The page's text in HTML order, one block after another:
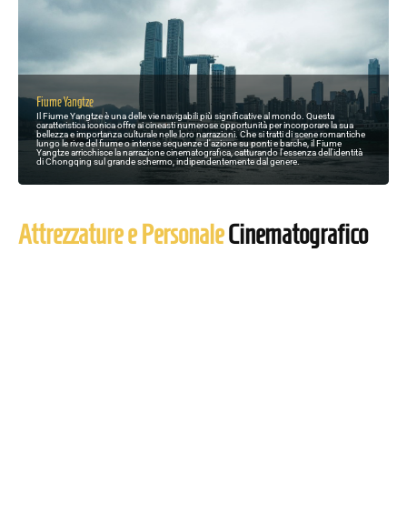
Fiume Yangtze
Il Fiume Yangtze è una delle vie navigabili più significative al mondo. Questa
caratteristica iconica offre ai cineasti numerose opportunità per incorporare la sua
bellezza e importanza culturale nelle loro narrazioni. Che si tratti di scene romantiche
lungo le rive del fiume o intense sequenze d'azione su ponti e barche, il Fiume
Yangtze arricchisce la narrazione cinematografica, catturando l'essenza dell'identità
di Chongqing sul grande schermo, indipendentemente dal genere.
Attrezzature e PersonaleCinematografico